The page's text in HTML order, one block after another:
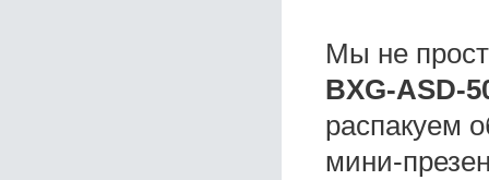
Мы не
BXG-ASD-
распакуем
мини-